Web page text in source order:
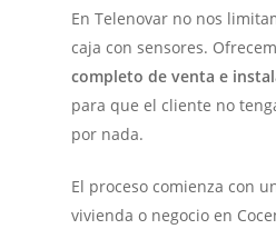
En Telenovar no nos
caja con sensores.
completo de venta e
para que el cliente no
por nada.
El proceso comienza con
vivienda o negocio en